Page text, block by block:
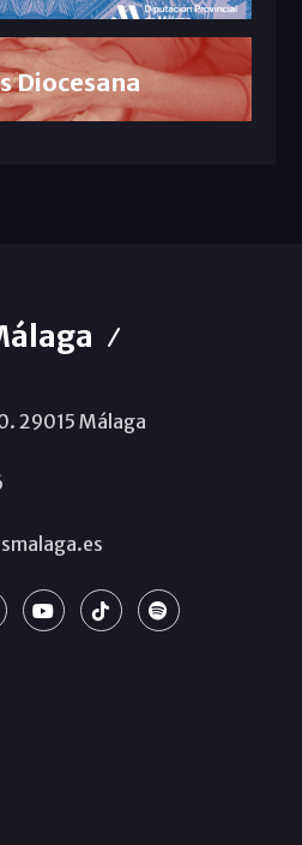
Diocesana
29015 Málaga